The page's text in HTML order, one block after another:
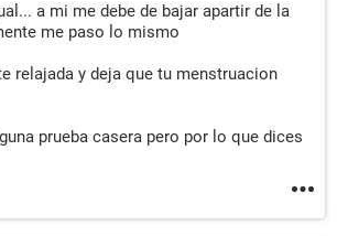
a mi me debe de bajar apartir de la
me paso lo mismo
relajada y deja que tu menstruacion
prueba casera pero por lo que dices